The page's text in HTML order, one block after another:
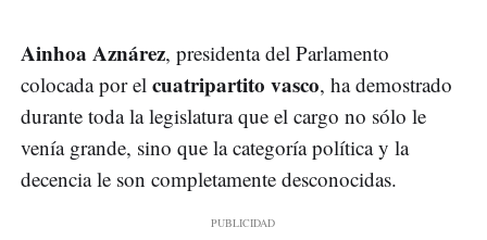
Ainhoa Aznárez, presidenta del Parlamento
colocada por el cuatripartito vasco, ha demostrado
durante toda la legislatura que el cargo no sólo le
venía grande, sino que la categoría política y la
decencia le son completamente desconocidas.